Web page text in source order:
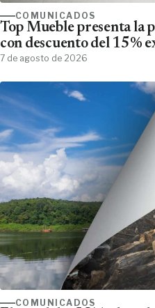
COMUNICADOS
Top Mueble presenta la
con descuento del 15%
7 de agosto de 2026
COMUNICADOS